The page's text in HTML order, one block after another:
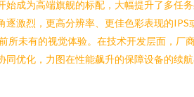
始成为高端旗舰的标配，大幅提升了多任
逐激烈，更高分辨率、更佳色彩表现的IPS
所未有的视觉体验。在技术开发层面，厂
同优化，力图在性能飙升的保障设备的续